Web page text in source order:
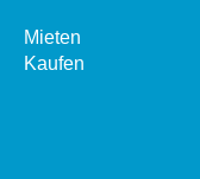
Mieten
Kaufen